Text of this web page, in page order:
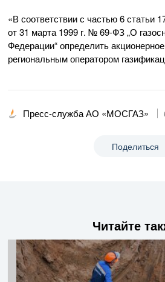
«В соответствии с частью 6 статьи
от 31 марта 1999 г. №69-ФЗ„О
Федерации“ определить
региональным оператором
Пресс-служба АО «МОСГАЗ»
Поделиться
Читайте